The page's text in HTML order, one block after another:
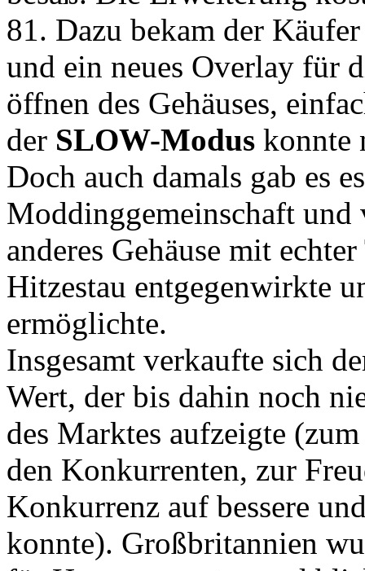
81. Dazu bekam der
und ein neues Overlay für
öffnen des Gehäuses,
der SLOW-Modus konnte
Doch auch damals gab es
Moddinggemeinschaft und
anderes Gehäuse mit
Hitzestau entgegenwirkte
ermöglichte.
Insgesamt verkaufte sich
Wert, der bis dahin noch
des Marktes aufzeigte
den Konkurrenten, zur
Konkurrenz auf bessere
konnte). Großbritannien